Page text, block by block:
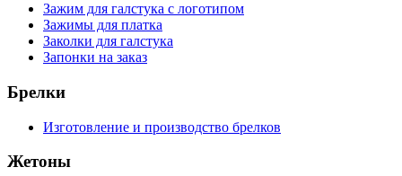
Зажим для галстука с логотипом
Зажимы для платка
Заколки для галстука
Запонки на заказ
Брелки
Изготовление и производство брелков
Жетоны